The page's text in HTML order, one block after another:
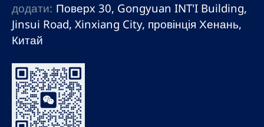
додати: Поверх 30, Gongyuan INT'I Building,
Jinsui Road, Xinxiang City, провінція Хенань,
Китай